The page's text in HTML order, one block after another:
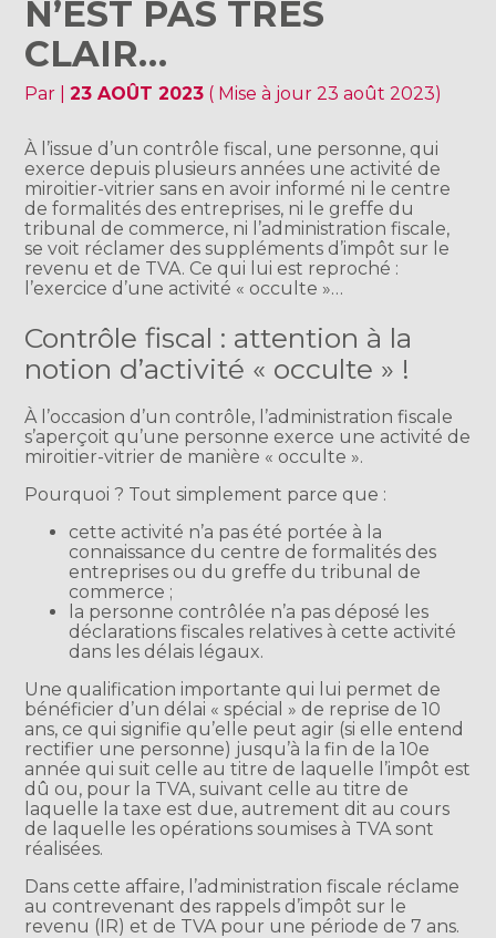
N’EST PAS TRÈS
CLAIR…
Par |23 AOÛT 2023 ( Mise à jour 23 août 2023)
À l’issue d’un contrôle fiscal, une personne, qui
exerce depuis plusieurs années une activité de
miroitier-vitrier sans en avoir informé ni le centre
de formalités des entreprises, ni le greffe du
tribunal de commerce, ni l’administration fiscale,
se voit réclamer des suppléments d’impôt sur le
revenu et de TVA. Ce qui lui est reproché :
l’exercice d’une activité « occulte »…
Contrôle fiscal : attention à la
notion d’activité « occulte » !
À l’occasion d’un contrôle, l’administration fiscale
s’aperçoit qu’une personne exerce une activité de
miroitier-vitrier de manière « occulte ».
Pourquoi ? Tout simplement parce que :
cette activité n’a pas été portée à la
connaissance du centre de formalités des
entreprises ou du greffe du tribunal de
commerce ;
la personne contrôlée n’a pas déposé les
déclarations fiscales relatives à cette activité
dans les délais légaux.
Une qualification importante qui lui permet de
bénéficier d’un délai « spécial » de reprise de 10
ans, ce qui signifie qu’elle peut agir (si elle entend
rectifier une personne) jusqu’à la fin de la 10e
année qui suit celle au titre de laquelle l’impôt est
dû ou, pour la TVA, suivant celle au titre de
laquelle la taxe est due, autrement dit au cours
de laquelle les opérations soumises à TVA sont
réalisées.
Dans cette affaire, l’administration fiscale réclame
au contrevenant des rappels d’impôt sur le
revenu (IR) et de TVA pour une période de 7 ans.